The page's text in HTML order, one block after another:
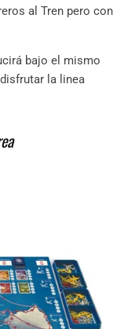
al Tren pero con
bajo el mismo
la linea